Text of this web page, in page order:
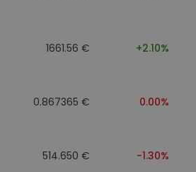
1661.56 € +2.10%
0.867365 € 0.00%
514.650 € -1.30%